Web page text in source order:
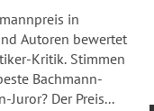
in
Autoren bewertet
Stimmen
Bachmann-
Jurorin oder der beste Bachmann-Juror? Der Preis...